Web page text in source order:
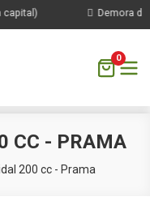
Demora de
0
CC - PRAMA
200 cc - Prama